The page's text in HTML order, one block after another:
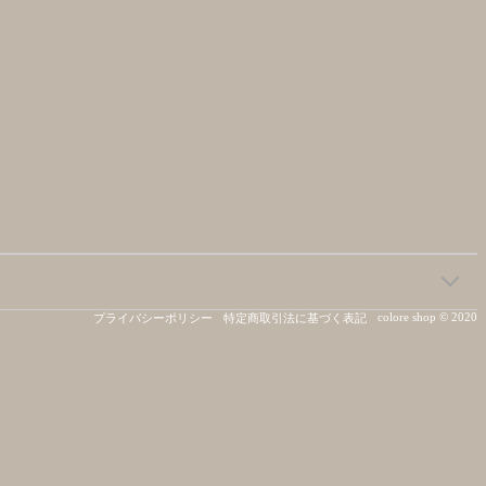
プライバシーポリシー 特定商取引法に基づく表記 colore shop © 2020